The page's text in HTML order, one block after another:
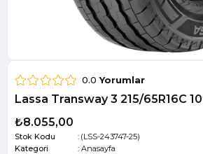
0.0 Yorumlar
Lassa Transway 3 215/65R16C
₺8.055,00
Stok Kodu
(LSS-243747-25)
Kategori
: Anasayfa